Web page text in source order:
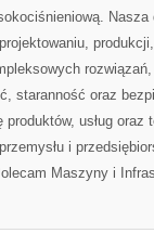
Nasza
staranność oraz
usług oraz
i
Maszyny i